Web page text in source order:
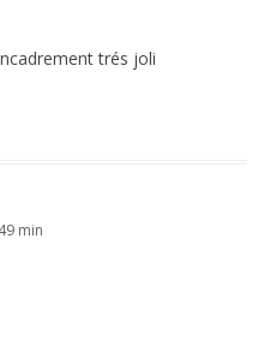
trés joli
min